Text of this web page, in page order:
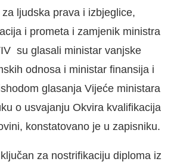
ljudska prava i izbjeglice,
i prometa i zamjenik ministra
su glasali ministar vanjske
odnosa i ministar finansija i
glasanja Vijeće ministara
o usvajanju Okvira kvalifikacija
konstatovano je u zapisniku.
za nostrifikaciju diploma iz